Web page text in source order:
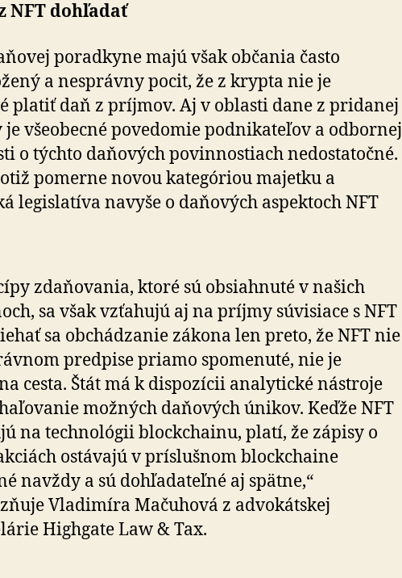
NFT dohľadať
poradkyne majú však občania často
a nesprávny pocit, že z krypta nie je
platiť daň z príjmov. Aj v oblasti dane z pridanej
všeobecné povedomie podnikateľov a odbornej
o týchto daňových povinnostiach nedostatočné.
pomerne novou kategóriou majetku a
legislatíva navyše o daňových aspektoch NFT
zdaňovania, ktoré sú obsiahnuté v našich
sa však vzťahujú aj na príjmy súvisiace s NFT
sa obchádzanie zákona len preto, že NFT nie
predpise priamo spomenuté, nie je
cesta. Štát má k dispozícii analytické nástroje
možných daňových únikov. Keďže NFT
na technológii blockchainu, platí, že zápisy o
ostávajú v príslušnom blockchaine
navždy a sú dohľadateľné aj spätne,“
Vladimíra Mačuhová z advokátskej
Highgate Law & Tax.